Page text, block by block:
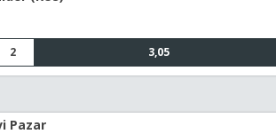
3,05
2
Pazar